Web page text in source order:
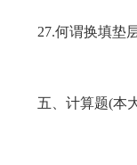
27.何谓换填垫层
五、计算题(本大